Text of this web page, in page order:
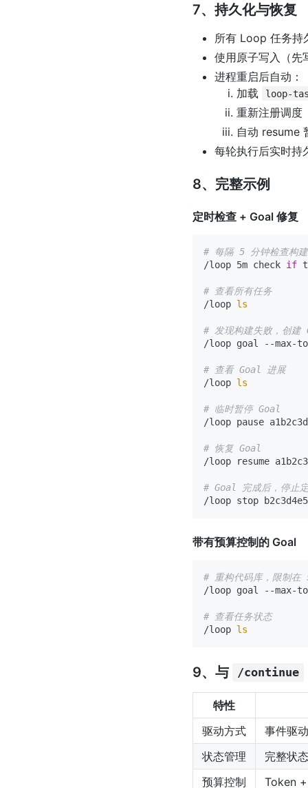
7、持久化与恢复
所有 Loop 任务
使用原子写入（先
进程重启后自动：
加载
loop-
重新注册调度
自动 resume
每轮执行后实时持
8、完整示例
定时检查 + Goal 修复
# 每隔 5 分钟检查构
/loop 5m check if
# 查看所有任务
/loop ls
# 发现构建失败，创建
/loop goal --max-
# 查看 Goal 进展
/loop ls
# 临时暂停 Goal
/loop pause
# 恢复 Goal
/loop resume
# Goal 完成后，停止
带有预算控制的 Goal
# 重构代码库，限制
/loop goal --max-
# 查看任务状态
/loop ls
9、与 /continue
特性
驱动方式
事件驱
状态管理
完整状
预算控制
Token